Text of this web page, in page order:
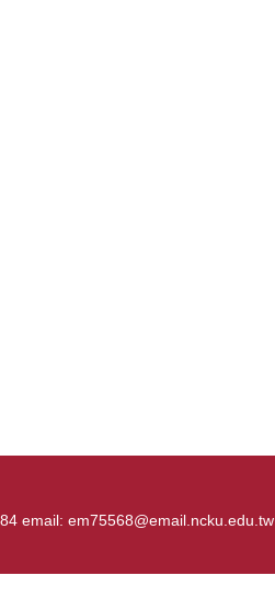
email: em75568@email.ncku.edu.tw